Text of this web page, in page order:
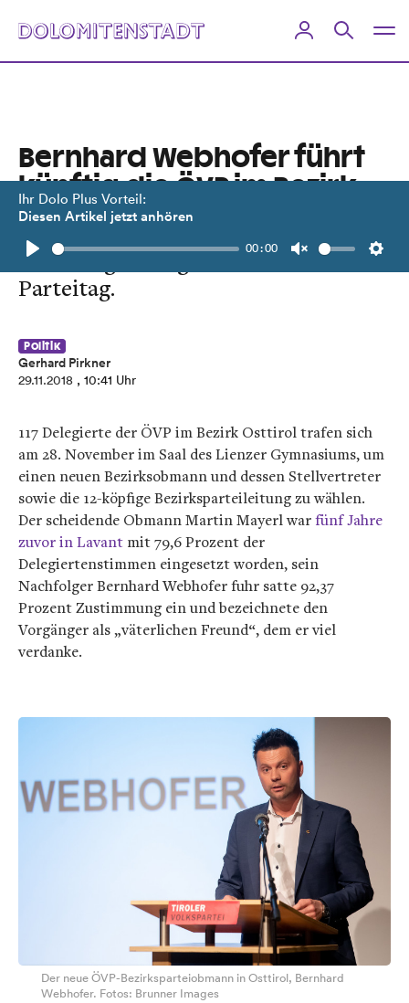
Ihr Dolo Plus Vorteil:
Diesen Artikel jetzt anhören
Play
00:00
Unmute
Bernhard Webhofer führt
künftig die ÖVP im Bezirk
Hohe Zustimmung für den
Gaimberger Bürgermeister beim
Parteitag.
Politik
Gerhard Pirkner
29.11.2018 , 10:41 Uhr
117 Delegierte der ÖVP im Bezirk Osttirol trafen sich
am 28. November im Saal des Lienzer Gymnasiums, um
einen neuen Bezirksobmann und dessen Stellvertreter
sowie die 12-köpfige Bezirksparteileitung zu wählen.
Der scheidende Obmann Martin Mayerl warfünf Jahre
zuvor in Lavant mit 79,6 Prozent der
Delegiertenstimmen eingesetzt worden, sein
Nachfolger Bernhard Webhofer fuhr satte 92,37
Prozent Zustimmung ein und bezeichnete den
Vorgänger als „väterlichen Freund“, dem er viel
verdanke.
Der neue ÖVP-Bezirksparteiobmann in Osttirol, Bernhard
Webhofer. Fotos: Brunner Images